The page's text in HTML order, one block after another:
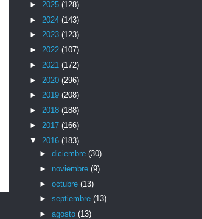
► 2025 (128)
► 2024 (143)
► 2023 (123)
► 2022 (107)
► 2021 (172)
► 2020 (296)
► 2019 (208)
► 2018 (188)
► 2017 (166)
▼ 2016 (183)
► diciembre (30)
► noviembre (9)
► octubre (13)
► septiembre (13)
► agosto (13)